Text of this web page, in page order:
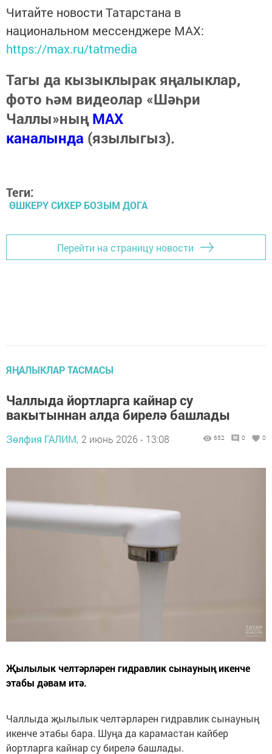
Читайте новости Татарстана в
национальном мессенджере MАХ:
https://max.ru/tatmedia
Тагы да кызыклырак яңалыклар,
фото һәм видеолар «Шәһри
Чаллы»ныңMAX
каналында (язылыгыз).
Теги:
ӨШКЕРҮ СИХЕР БОЗЫМ ДОГА
Перейти на страницу новости
ЯҢАЛЫКЛАР ТАСМАСЫ
Чаллыда йортларга кайнар су
вакытыннан алда бирелә башлады
Зөлфия ГАЛИМ, 2 июнь 2026 - 13:08 652 0 0
Җылылык челтәрләрен гидравлик сынауның икенче
этабы дәвам итә.
Чаллыда җылылык челтәрләрен гидравлик сынауның
икенче этабы бара. Шуңа да карамастан кайбер
йортларга кайнар су бирелә башлады.